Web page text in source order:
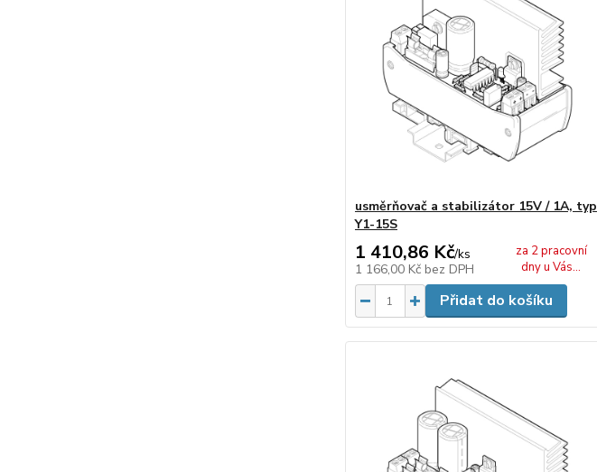
usměrňovač a stabilizátor 15V / 1A, typ
Y1-15S
1 410,86 Kč/ks
1 166,00 Kč bez DPH
za 2 pracovní
dny u Vás...
Přidat do košíku